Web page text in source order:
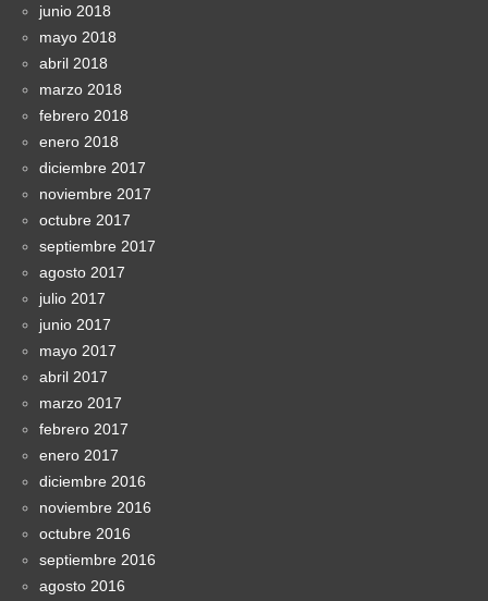
junio 2018
mayo 2018
abril 2018
marzo 2018
febrero 2018
enero 2018
diciembre 2017
noviembre 2017
octubre 2017
septiembre 2017
agosto 2017
julio 2017
junio 2017
mayo 2017
abril 2017
marzo 2017
febrero 2017
enero 2017
diciembre 2016
noviembre 2016
octubre 2016
septiembre 2016
agosto 2016